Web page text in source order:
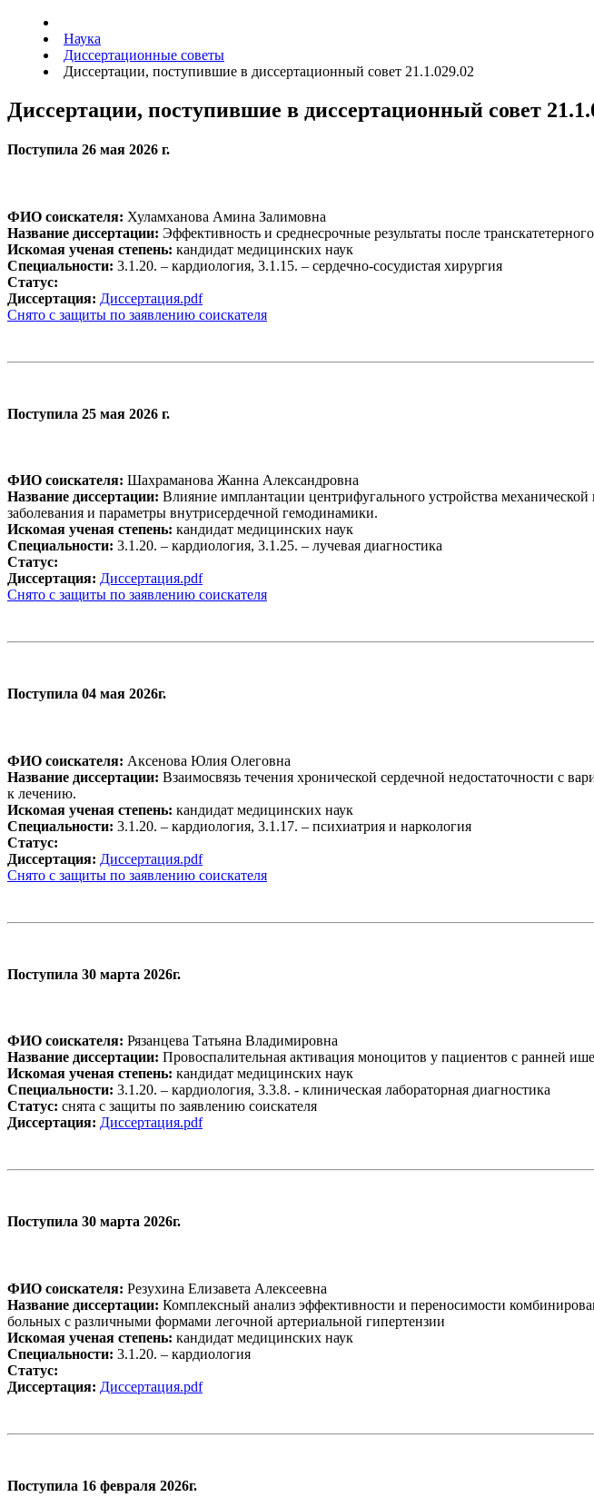
Наука
Диссертационные советы
Диссертации, поступившие в диссертационный совет 21.1.029.02
Диссертации, поступившие в диссертационный совет
Поступила 26 мая 2026 г.
ФИО соискателя: Хуламханова Амина Залимовна
Название диссертации: Эффективность и среднесрочные результаты после
Искомая ученая степень: кандидат медицинских наук
Специальности: 3.1.20. – кардиология, 3.1.15. – сердечно-сосудистая хирургия
Статус:
Диссертация: Диссертация.pdf
Снято с защиты по заявлению соискателя
Поступила 25 мая 2026 г.
ФИО соискателя: Шахраманова Жанна Александровна
Название диссертации: Влияние имплантации центрифугального устройства
заболевания и параметры внутрисердечной гемодинамики.
Искомая ученая степень: кандидат медицинских наук
Специальности: 3.1.20. – кардиология, 3.1.25. – лучевая диагностика
Статус:
Диссертация: Диссертация.pdf
Снято с защиты по заявлению соискателя
Поступила 04 мая 2026г.
ФИО соискателя: Аксенова Юлия Олеговна
Название диссертации: Взаимосвязь течения хронической сердечной недостаточности с
к лечению.
Искомая ученая степень: кандидат медицинских наук
Специальности: 3.1.20. – кардиология, 3.1.17. – психиатрия и наркология
Статус:
Диссертация: Диссертация.pdf
Снято с защиты по заявлению соискателя
Поступила 30 марта 2026г.
ФИО соискателя: Рязанцева Татьяна Владимировна
Название диссертации: Провоспалительная активация моноцитов у пациентов с ранней
Искомая ученая степень: кандидат медицинских наук
Специальности: 3.1.20. – кардиология, 3.3.8. - клиническая лабораторная диагностика
Статус: снята с защиты по заявлению соискателя
Диссертация: Диссертация.pdf
Поступила 30 марта 2026г.
ФИО соискателя: Резухина Елизавета Алексеевна
Название диссертации: Комплексный анализ эффективности и переносимости
больных с различными формами легочной артериальной гипертензии
Искомая ученая степень: кандидат медицинских наук
Специальности: 3.1.20. – кардиология
Статус:
Диссертация: Диссертация.pdf
Поступила 16 февраля 2026г.